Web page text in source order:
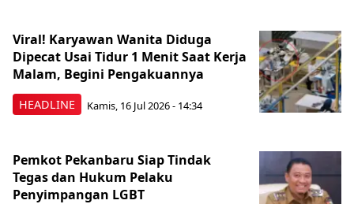
HEADLINE
Viral! Karyawan Wanita Diduga
Dipecat Usai Tidur 1 Menit Saat Kerja
Malam, Begini Pengakuannya
Kamis, 16 Jul 2026 - 14:34
Pemkot Pekanbaru Siap Tindak
Tegas dan Hukum Pelaku
Penyimpangan LGBT